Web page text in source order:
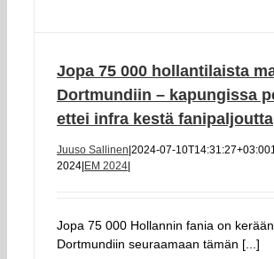
Jopa 75 000 hollantilaista
Dortmundiin – kapungissa
ettei infra kestä fanipaljoutta
Juuso Sallinen 2024-07-10T14:31:27+03:00
2024 EM 2024
Jopa 75 000 Hollannin fania on
Dortmundiin seuraamaan tämän [...]